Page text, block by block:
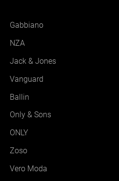
Gabbiano
NZA
Jack & Jones
Vanguard
Ballin
Only & Sons
ONLY
Zoso
Vero Moda